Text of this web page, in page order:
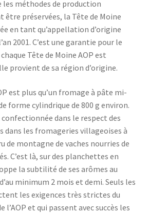
les méthodes de production
être préservées, la Tête de Moine
en tant qu’appellation d’origine
2001. C’est une garantie pour le
Tête de Moine AOP est
provient de sa région d’origine.
est plus qu’un fromage à pâte mi-
forme cylindrique de 800 g environ.
dans le respect des
dans les fromageries villageoises à
de montagne de vaches nourries de
C’est là, sur des planchettes en
la subtilité de ses arômes au
minimum 2 mois et demi. Seuls les
les exigences très strictes du
l’AOP et qui passent avec succès les